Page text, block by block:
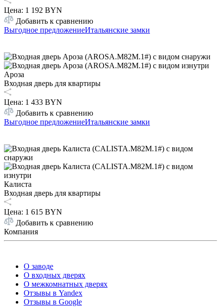
Цена: 1 192 BYN
Добавить к сравнению
Выгодное предложениеИтальянские замки
Ароза
Входная дверь для квартиры
Цена: 1 433 BYN
Добавить к сравнению
Выгодное предложениеИтальянские замки
Калиста
Входная дверь для квартиры
Цена: 1 615 BYN
Добавить к сравнению
Компания
О заводе
О входных дверях
О межкомнатных дверях
Отзывы в Yandex
Отзывы в Google